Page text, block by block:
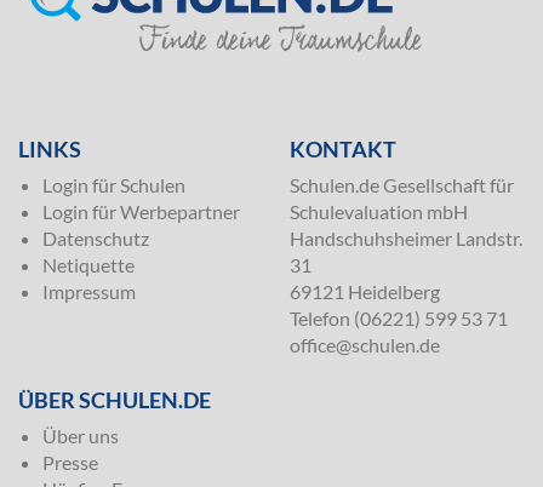
LINKS
Login für Schulen
Login für Werbepartner
Datenschutz
Netiquette
Impressum
KONTAKT
Schulen.de Gesellschaft für
Schulevaluation mbH
Handschuhsheimer Landstr.
31
69121 Heidelberg
Telefon (06221) 599 53 71
office@schulen.de
ÜBER SCHULEN.DE
Über uns
Presse